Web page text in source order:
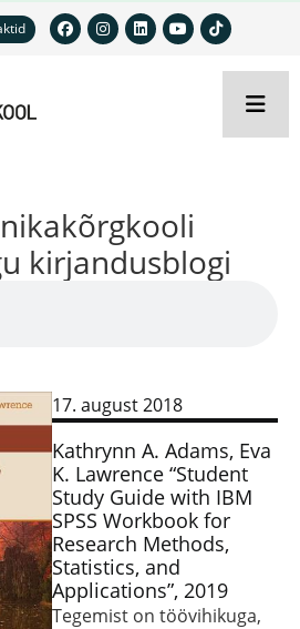
kirjandusblogi
17. august 2018
Kathrynn A. Adams, Eva
K. Lawrence “Student
Study Guide with IBM
SPSS Workbook for
Research Methods,
Statistics, and
Applications”, 2019
Tegemist on töövihikuga,